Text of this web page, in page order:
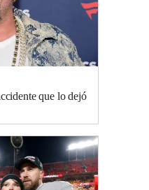
que lo dejó